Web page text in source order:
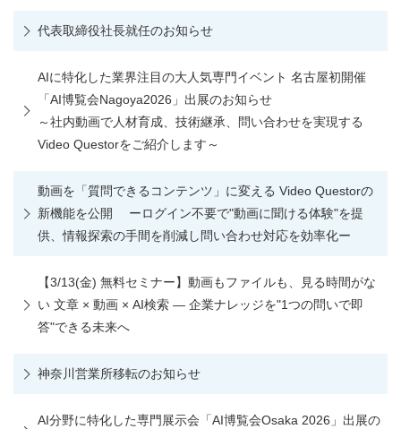
代表取締役社長就任のお知らせ
AIに特化した業界注目の大人気専門イベント 名古屋初開催
「AI博覧会Nagoya2026」出展のお知らせ
～社内動画で人材育成、技術継承、問い合わせを実現する
Video Questorをご紹介します～
動画を「質問できるコンテンツ」に変える Video Questorの
新機能を公開 ーログイン不要で"動画に聞ける体験"を提
供、情報探索の手間を削減し問い合わせ対応を効率化ー
【3/13(金) 無料セミナー】動画もファイルも、見る時間がな
い 文章 × 動画 × AI検索 ― 企業ナレッジを"1つの問いで即
答"できる未来へ
神奈川営業所移転のお知らせ
AI分野に特化した専門展示会「AI博覧会Osaka 2026」出展の